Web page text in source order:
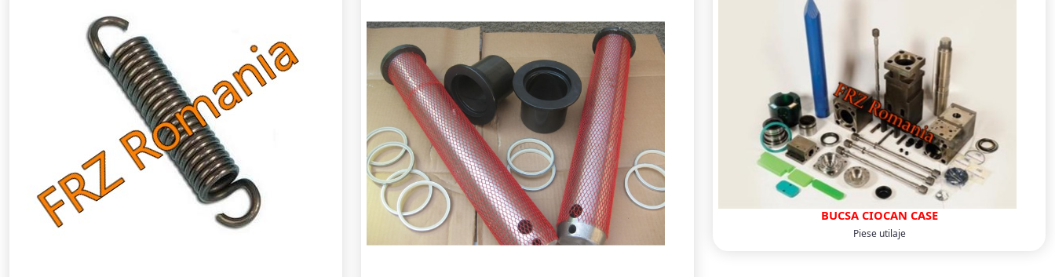
BUCSA CIOCAN CASE
Piese utilaje